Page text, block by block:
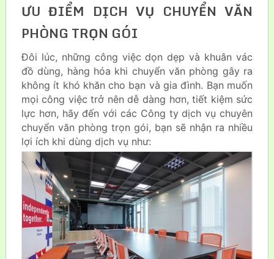
ƯU ĐIỂM DỊCH VỤ CHUYỂN VĂN
PHÒNG TRỌN GÓI
Đôi lúc, những công việc dọn dẹp và khuân vác
đồ dùng, hàng hóa khi chuyển văn phòng gây ra
không ít khó khăn cho bạn và gia đình. Bạn muốn
mọi công việc trở nên dễ dàng hơn, tiết kiệm sức
lực hơn, hãy đến với các Công ty dịch vụ chuyên
chuyển văn phòng trọn gói, bạn sẽ nhận ra nhiều
lợi ích khi dùng dịch vụ như: